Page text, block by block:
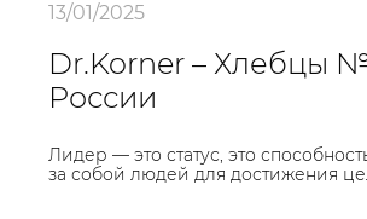
13/01/2025
Dr.Korner – Хлебцы №
России
Лидер — это статус, это
за собой людей для достижения